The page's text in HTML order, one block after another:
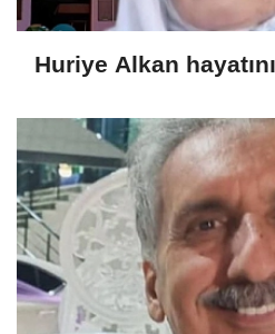
Huriye Alkan